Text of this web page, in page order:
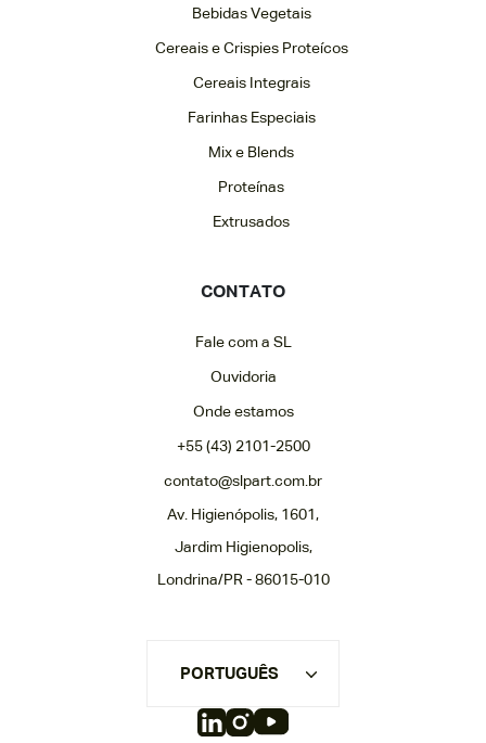
Bebidas Vegetais
Cereais e Crispies Proteícos
Cereais Integrais
Farinhas Especiais
Mix e Blends
Proteínas
Extrusados
CONTATO
Fale com a SL
Ouvidoria
Onde estamos
+55 (43) 2101-2500
contato@slpart.com.br
Av. Higienópolis, 1601,
Jardim Higienopolis,
Londrina/PR - 86015-010
PORTUGUÊS